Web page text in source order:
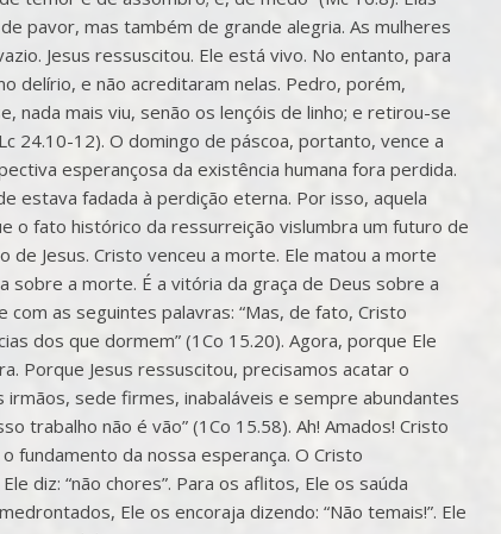
pavor, mas também de grande alegria. As mulheres
Jesus ressuscitou. Ele está vivo. No entanto, para
delírio, e não acreditaram nelas. Pedro, porém,
nada mais viu, senão os lençóis de linho; e retirou-se
24.10-12). O domingo de páscoa, portanto, vence a
esperançosa da existência humana fora perdida.
estava fadada à perdição eterna. Por isso, aquela
o fato histórico da ressurreição vislumbra um futuro de
Jesus. Cristo venceu a morte. Ele matou a morte
sobre a morte. É a vitória da graça de Deus sobre a
as seguintes palavras: “Mas, de fato, Cristo
dos que dormem” (1Co 15.20). Agora, porque Ele
Porque Jesus ressuscitou, precisamos acatar o
sede firmes, inabaláveis e sempre abundantes
trabalho não é vão” (1Co 15.58). Ah! Amados! Cristo
fundamento da nossa esperança. O Cristo
diz: “não chores”. Para os aflitos, Ele os saúda
Ele os encoraja dizendo: “Não temais!”. Ele